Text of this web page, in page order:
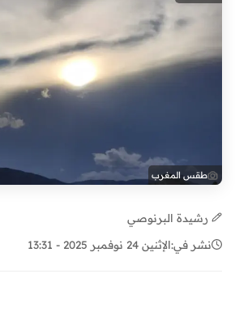
طقس المغرب
رشيدة البرنوصي
نشر في:الإثنين 24 نوفمبر 2025 - 13:31